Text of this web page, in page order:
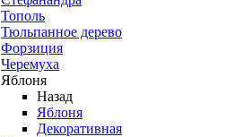
Тополь
Тюльпанное дерево
Форзиция
Черемуха
Яблоня
Назад
Яблоня
Декоративная